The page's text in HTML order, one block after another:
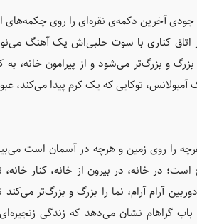
آخرین دکمه‌ی نقره‌ای را روی چکمه‌های
اتاق کناری با سوت حلبی‌اش یک آهنگ
بزرگ و بزرگ‌تر می‌شود و از پیرامون
توکایی که یک کرم پیدا می‌کند،
را روی زمین و هرچه در آسمان است
در خانه، در بیرون از خانه، کنار
آرام آرام، نما را بزرگ و بزرگ‌تر
باب گراهام نشان می‌دهد که زندگی